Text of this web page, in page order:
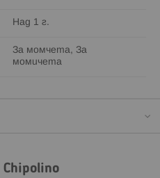
Над 1 г.
За момчета, За
момичета